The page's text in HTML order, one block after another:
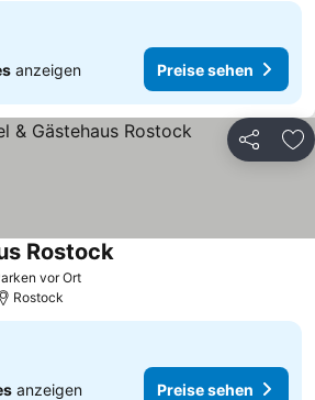
anzeigen Preise sehen
Teilen
vor Ort
Rostock
Rostock
anzeigen Preise sehen